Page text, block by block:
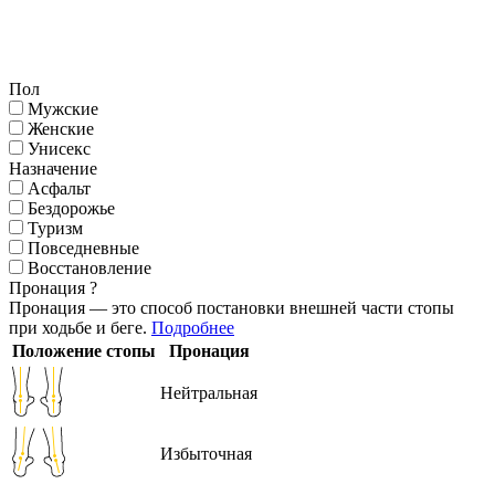
Пол
Мужские
Женские
Унисекс
Назначение
Асфальт
Бездорожье
Туризм
Повседневные
Восстановление
Пронация ?
Пронация — это способ постановки внешней части стопы
при ходьбе и беге. Подробнее
Положение стопы
Пронация
Нейтральная
Избыточная